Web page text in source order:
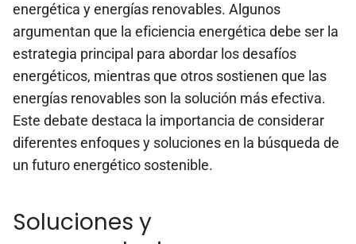
energética y energías renovables. Algunos
argumentan que la eficiencia energética debe ser la
estrategia principal para abordar los desafíos
energéticos, mientras que otros sostienen que las
energías renovables son la solución más efectiva.
Este debate destaca la importancia de considerar
diferentes enfoques y soluciones en la búsqueda de
un futuro energético sostenible.
Soluciones y